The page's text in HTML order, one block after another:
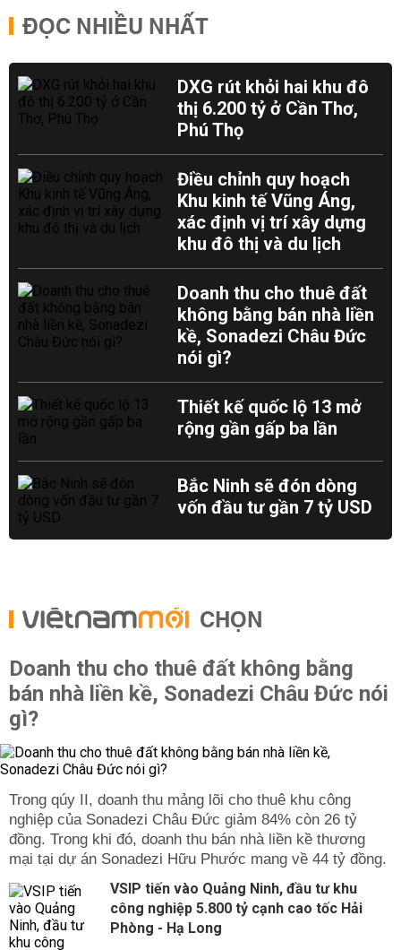
ĐỌC NHIỀU NHẤT
DXG rút khỏi hai khu đô
thị 6.200 tỷ ở Cần Thơ,
Phú Thọ
Điều chỉnh quy hoạch
Khu kinh tế Vũng Áng,
xác định vị trí xây dựng
khu đô thị và du lịch
Doanh thu cho thuê đất
không bằng bán nhà liền
kề, Sonadezi Châu Đức
nói gì?
Thiết kế quốc lộ 13 mở
rộng gần gấp ba lần
Bắc Ninh sẽ đón dòng
vốn đầu tư gần 7 tỷ USD
CHỌN
Doanh thu cho thuê đất không bằng
bán nhà liền kề, Sonadezi Châu Đức nói
gì?
Trong qúy II, doanh thu mảng lõi cho thuê khu công
nghiệp của Sonadezi Châu Đức giảm 84% còn 26 tỷ
đồng. Trong khi đó, doanh thu bán nhà liền kề thương
mại tại dự án Sonadezi Hữu Phước mang về 44 tỷ đồng.
VSIP tiến vào Quảng Ninh, đầu tư khu
công nghiệp 5.800 tỷ cạnh cao tốc Hải
Phòng - Hạ Long